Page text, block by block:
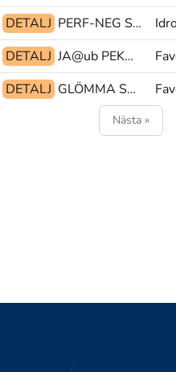
DETALJ PERF-NEG SAMTALA SKA
DETALJ JA@ub PEK@z ENKEL
DETALJ GLÖMMA SAK PEK
Nästa »